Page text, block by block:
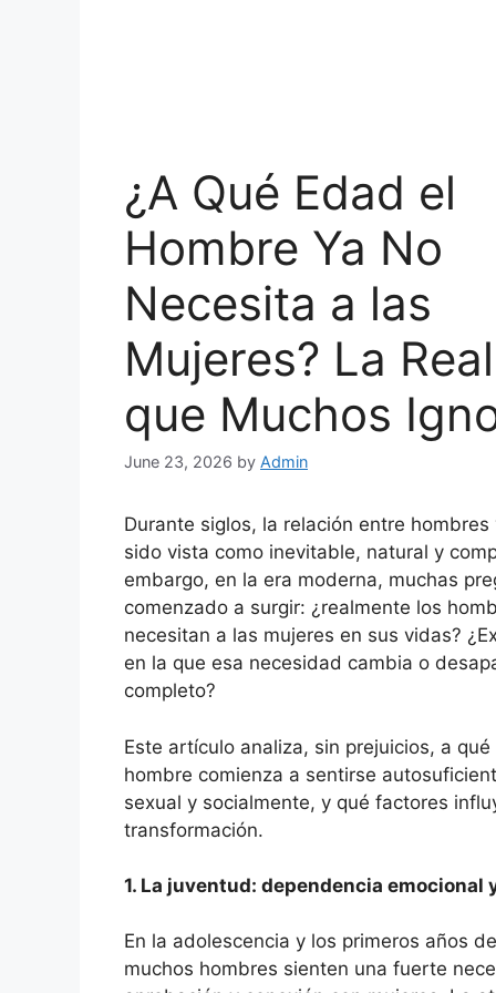
¿A Qué Edad el
Hombre Ya No
Necesita a las
Mujeres? La
que Muchos
June 23, 2026 by Admin
Durante siglos, la relación entre hombres
sido vista como inevitable, natural y
embargo, en la era moderna, muchas
comenzado a surgir: ¿realmente los
necesitan a las mujeres en sus vidas?
en la que esa necesidad cambia o
completo?
Este artículo analiza, sin prejuicios, a
hombre comienza a sentirse
sexual y socialmente, y qué factores
transformación.
1. La juventud: dependencia emocional
En la adolescencia y los primeros años
muchos hombres sienten una fuerte